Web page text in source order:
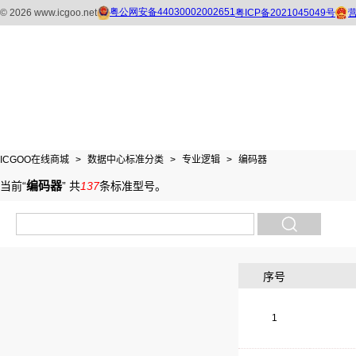
ICGOO在线商城 > 数据中心标准分类 > 专业逻辑 > 编码器
当前“编码器” 共137条标准型号。
序号
1